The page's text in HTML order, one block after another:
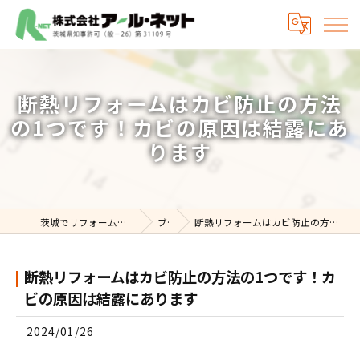
断熱リフォームはカビ防止の方法
の1つです！カビの原因は結露にあ
ります
茨城でリフォームなら株式会社アール・ネット ブログ 断熱リフォームはカビ防止の方法の1つです！カビの原因は結露にあります
断熱リフォームはカビ防止の方法の1つです！カ
ビの原因は結露にあります
2024/01/26